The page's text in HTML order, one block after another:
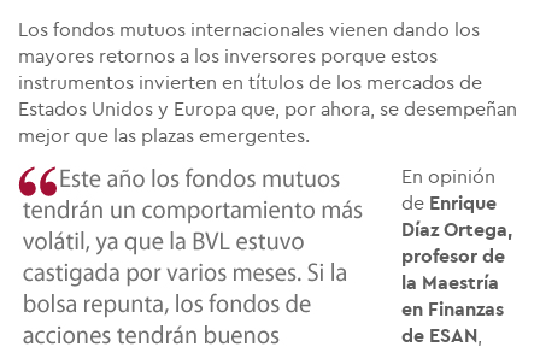
Los fondos mutuos internacionales vienen dando los
mayores retornos a los inversores porque estos
instrumentos invierten en títulos de los mercados de
Estados Unidos y Europa que, por ahora, se desempeñan
mejor que las plazas emergentes.
En opinión
de Enrique
Díaz Ortega,
profesor de
la Maestría
en Finanzas
de ESAN